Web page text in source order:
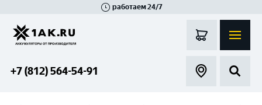
работаем 24/7
+7 (812) 564-54-91
Гатчина